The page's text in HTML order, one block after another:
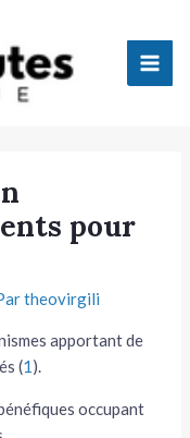
pour
theovirgili
apportant de
(1).
occupant